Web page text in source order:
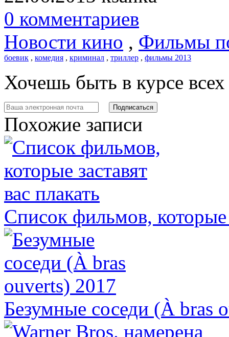
0 комментариев
Новости кино , Фильмы
боевик , комедия , криминал , триллер , фильмы 2013
Хочешь быть в курсе
Похожие записи
Список фильмов, которые
Безумные соседи (À bras